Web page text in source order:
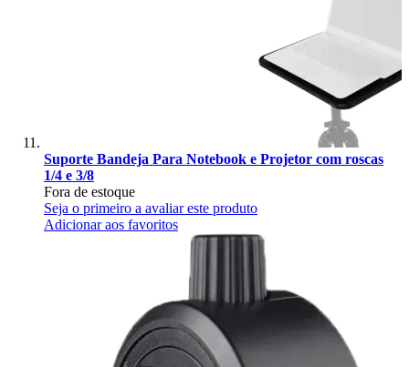
Suporte Bandeja Para Notebook e Projetor com roscas
1/4 e 3/8
Fora de estoque
Seja o primeiro a avaliar este produto
Adicionar aos favoritos